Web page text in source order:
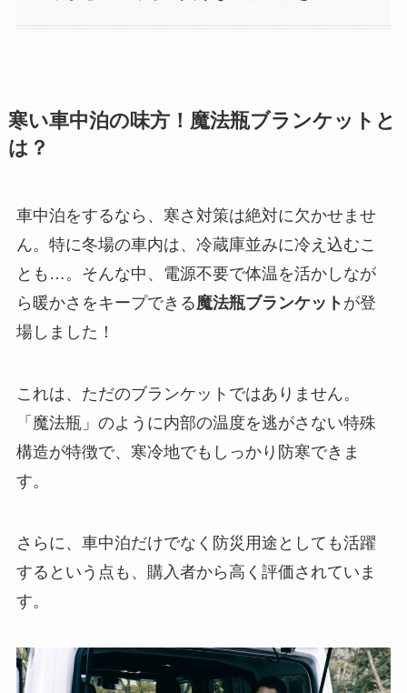
寒い車中泊の味方！魔法瓶ブランケットと
は？
車中泊をするなら、寒さ対策は絶対に欠かせませ
ん。特に冬場の車内は、冷蔵庫並みに冷え込むこ
とも…。そんな中、電源不要で体温を活かしなが
ら暖かさをキープできる魔法瓶ブランケット が登
場しました！
これは、ただのブランケットではありません。
「魔法瓶」のように内部の温度を逃がさない特殊
構造が特徴で、寒冷地でもしっかり防寒できま
す。
さらに、車中泊だけでなく防災用途としても活躍
するという点も、購入者から高く評価されていま
す。